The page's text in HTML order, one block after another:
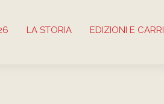
LA STORIA EDIZIONI E CARRI